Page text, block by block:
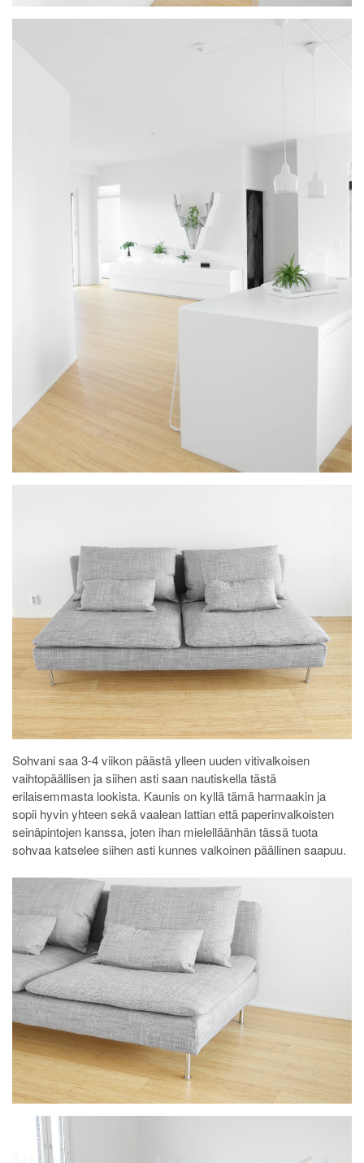
Sohvani saa 3-4 viikon päästä ylleen uuden vitivalkoisen
vaihtopäällisen ja siihen asti saan nautiskella tästä
erilaisemmasta lookista. Kaunis on kyllä tämä harmaakin ja
sopii hyvin yhteen sekä vaalean lattian että paperinvalkoisten
seinäpintojen kanssa, joten ihan mielelläänhän tässä tuota
sohvaa katselee siihen asti kunnes valkoinen päällinen saapuu.